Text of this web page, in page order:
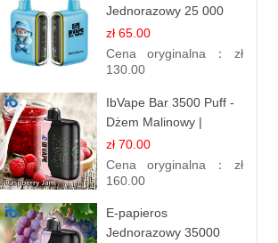
Jednorazowy 25 000
Puff - Lody Jagodowe |
Kremowy Smak
zł 65.00
Cena oryginalna： zł
130.00
IbVape Bar 3500 Puff -
Dżem Malinowy |
Jednorazowy E-
papieros
zł 70.00
Cena oryginalna： zł
160.00
E-papieros
Jednorazowy 35000